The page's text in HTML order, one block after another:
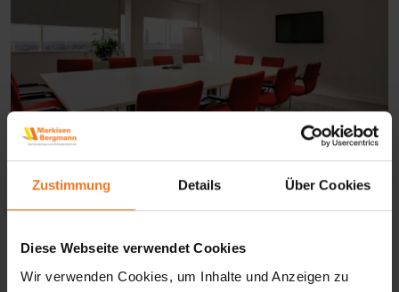
Zustimmung Details Über Cookies
Diese Webseite verwendet Cookies
Wir verwenden Cookies, um Inhalte und Anzeigen zu
Verdunkelungsanlagen
Sonnenschutz für Balkon &